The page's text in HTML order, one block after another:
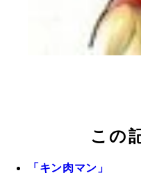
この
「キン肉マン」